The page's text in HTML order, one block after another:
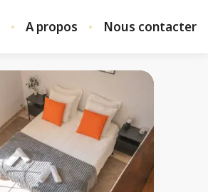
A propos Nous contacter